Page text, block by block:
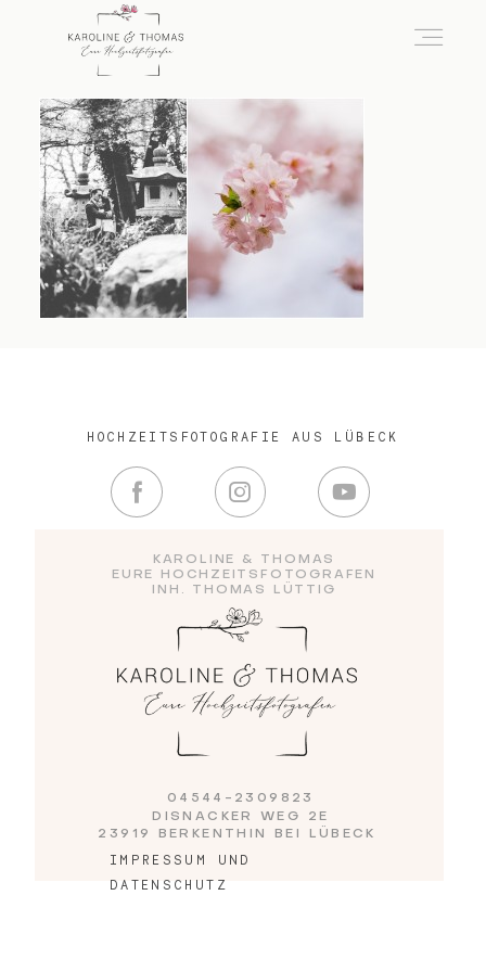
KAROLINE & THOMAS
EURE HOCHZEITSFOTOGRAFEN
INH. THOMAS LÜTTIG
IMPRESSUM UND
DATENSCHUTZ
04544-2309823
DISNACKER WEG 2E
23919 BERKENTHIN BEI LÜBECK
HOCHZEITSFOTOGRAFIE AUS LÜBECK
home
Hochzeit
das besondere Portrait
Kontakt
Blog
Impressum